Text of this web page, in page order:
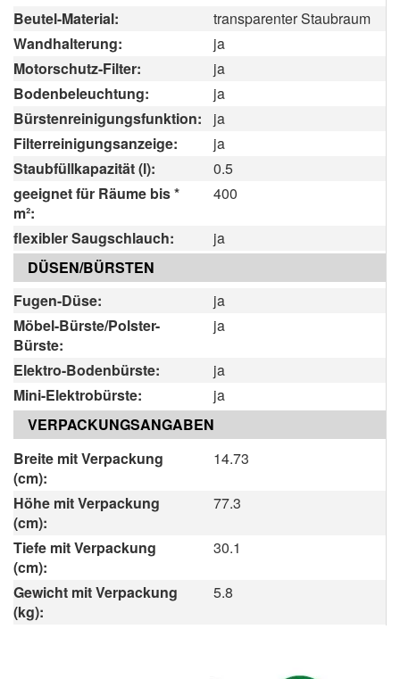
Beutel-Material:
transparenter Staubraum
Wandhalterung:
ja
Motorschutz-Filter:
ja
Bodenbeleuchtung:
ja
Bürstenreinigungsfunktion:
ja
Filterreinigungsanzeige:
ja
Staubfüllkapazität (l):
0.5
geeignet für Räume bis *
m²:
400
flexibler Saugschlauch:
ja
DÜSEN/BÜRSTEN
Fugen-Düse:
ja
Möbel-Bürste/Polster-
Bürste:
ja
Elektro-Bodenbürste:
ja
Mini-Elektrobürste:
ja
VERPACKUNGSANGABEN
Breite mit Verpackung
(cm):
14.73
Höhe mit Verpackung
(cm):
77.3
Tiefe mit Verpackung
(cm):
30.1
Gewicht mit Verpackung
(kg):
5.8